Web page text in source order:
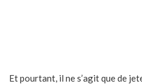
Et pourtant, il ne s’agit que de